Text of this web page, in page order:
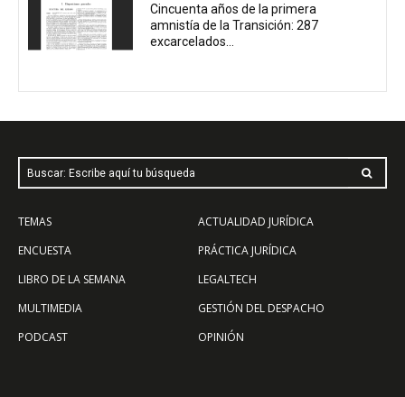
Cincuenta años de la primera
amnistía de la Transición: 287
excarcelados...
Buscar: Escribe aquí tu búsqueda
TEMAS
ENCUESTA
LIBRO DE LA SEMANA
MULTIMEDIA
PODCAST
ACTUALIDAD JURÍDICA
PRÁCTICA JURÍDICA
LEGALTECH
GESTIÓN DEL DESPACHO
OPINIÓN